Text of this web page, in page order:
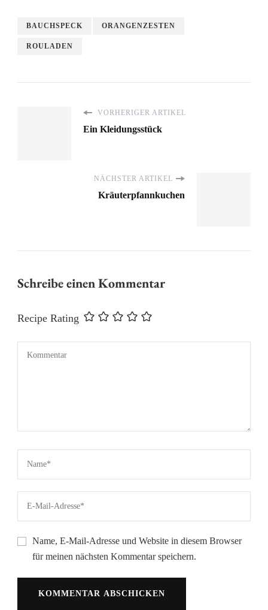
BAUCHSPECK ORANGENZESTEN
ROULADEN
VORHERIGER ARTIKEL
Ein Kleidungsstück
NÄCHSTER ARTIKEL
Kräuterpfannkuchen
Schreibe einen Kommentar
Recipe Rating
Name, E-Mail-Adresse und Website in diesem Browser
für meinen nächsten Kommentar speichern.